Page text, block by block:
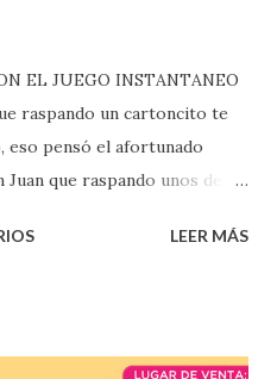
EL JUEGO INSTANTANEO
raspando un cartoncito te
pensó el afortunado
que raspando unos de
dólares. Este es el anuncio
LEER MÁS